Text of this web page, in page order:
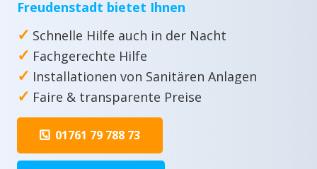
Freudenstadt bietet Ihnen
✓ Schnelle Hilfe auch in der Nacht
✓ Fachgerechte Hilfe
✓ Installationen von Sanitären Anlagen
✓ Faire & transparente Preise
01761 79 788 73